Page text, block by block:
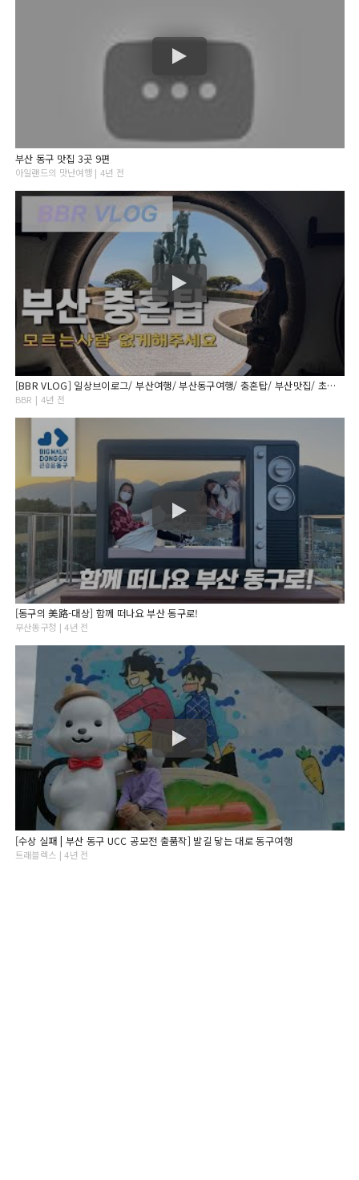
부산 동구 맛집 3곳 9편
아일랜드의 맛난여행 | 4년 전
[BBR VLOG] 일상브이로그/ 부산여행/ 부산동구여행/ 충혼탑/ 부산맛집/ 초량갈비골목 4K
BBR | 4년 전
[동구의 美路-대상] 함께 떠나요 부산 동구로!
부산동구청 | 4년 전
[수상 실패 | 부산 동구 UCC 공모전 출품작] 발길 닿는 대로 동구여행
트래블렉스 | 4년 전